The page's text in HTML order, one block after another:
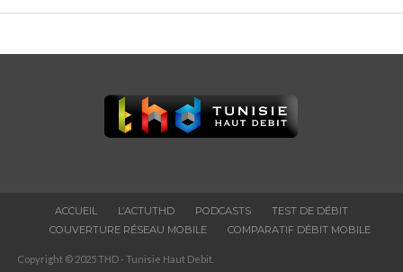
ACCUEIL L’ACTUTHD PODCASTS
TEST DE DÉBIT
COUVERTURE RÉSEAU MOBILE
COMPARATIF DÉBIT MOBILE
Copyright © 2025 THD - Tunisie Haut Debit.